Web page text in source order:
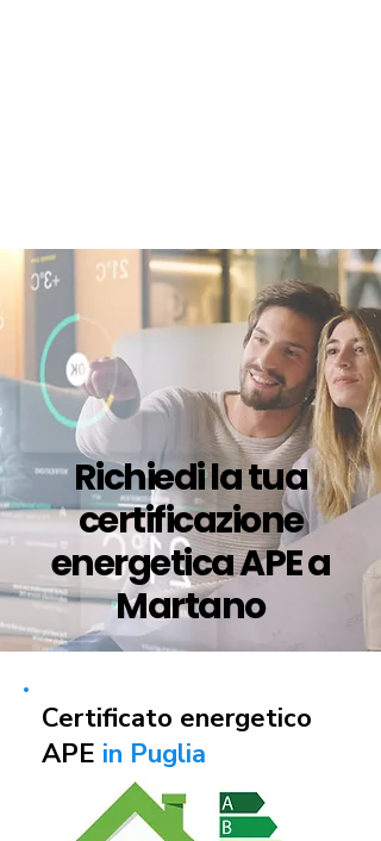
Richiedi la tua
certificazione
energetica APE a
Martano
Certificato energetico
APE in Puglia